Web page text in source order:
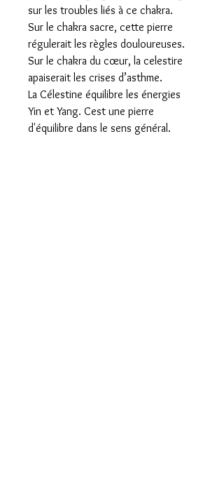
sur les troubles liés à ce chakra.
Sur le chakra sacre, cette pierre
régulerait les règles douloureuses.
Sur le chakra du cœur, la celestire
apaiserait les crises d’asthme.
La Célestine équilibre les énergies
Yin et Yang. Cest une pierre
d'équilibre dans le sens général.